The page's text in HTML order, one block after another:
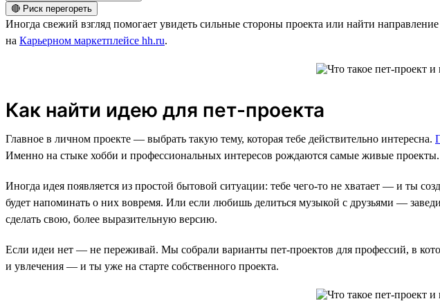
🔴 Риск перегореть
Иногда свежий взгляд помогает увидеть сильные стороны проекта или найти
на Карьерном маркетплейсе hh.ru.
Как найти идею для пет-проекта
Главное в личном проекте — выбрать такую тему, которая тебе действительно интересна.
Именно на стыке хобби и профессиональных интересов рождаются самые живые проекты.
Иногда идея появляется из простой бытовой ситуации: тебе чего-то не хватает — и ты
будет напоминать о них вовремя. Или если любишь делиться музыкой с друзьями —
сделать свою, более выразительную версию.
Если идеи нет — не переживай. Мы собрали варианты пет-проектов для профессий, в
и увлечения — и ты уже на старте собственного проекта.